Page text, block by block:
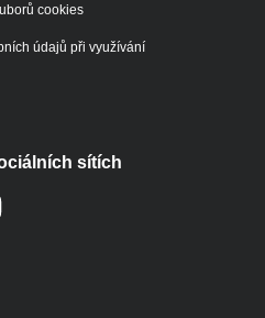
cookies
údajů při využívání
sítích